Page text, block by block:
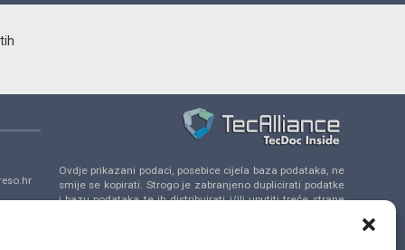
14,
Ovdje prikazani podaci, posebice cijela baza podataka, ne
smije se kopirati. Strogo je zabranjeno duplicirati podatke
i bazu podataka te ih distribuirati i/ili uputiti treće strane